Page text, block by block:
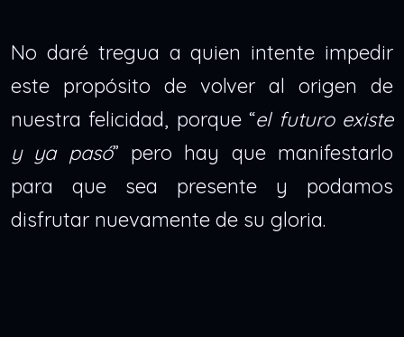
No daré tregua a quien intente impedir
este propósito de volver al origen de
nuestra felicidad, porque “el futuro existe
y ya pasó” pero hay que manifestarlo
para que sea presente y podamos
disfrutar nuevamente de su gloria.